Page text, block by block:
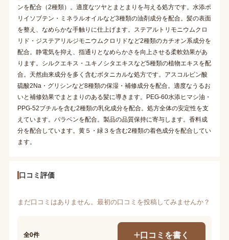
ンを配合（2種類）。適度なツヤとまとまりを与える処方です。水添ポ
リイソブテン・ミネラルオイルなど3種類の油剤成分を配合。髪の表面
を整え、なめらかな手触りに仕上げます。ステアルトリモニウムクロ
リド・ジステアリルジモニウムクロリドなど2種類のカチオン系成分を
配合。静電気を抑え、指通りとなめらかさを向上させる柔軟効果があ
ります。シルクエキス・ユキノシタエキスなど5種類の植物エキスを配
合。天然由来成分を多く含むボタニカルな処方です。アスコルビン酸
硫酸2Na・グリシンなど8種類の保湿・補修成分を配合。適度なうるお
いと補修効果でまとまりのある髪に導きます。PEG-60水添ヒマシ油・
PPG-52ブチルを含む2種類の乳化成分を配合。処方全体の安定性を支
えています。パラベンを配合。製品の品質保持に寄与します。香料成
分を配合しています。黄５・緑３を含む2種類の着色成分を配合してい
ます。
口コミ評価
まだ口コミはありません。最初の口コミを投稿してみませんか？
全0件 口コミを書く